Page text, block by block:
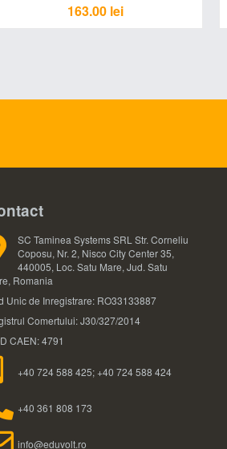
163.00 lei
SC Taminea Systems SRL Str. Corneliu
Coposu, Nr. 2, Nisco City Center 35,
440005, Loc. Satu Mare, Jud. Satu
Romania
Unic de Inregistrare: RO33133887
Comertului: J30/327/2014
CAEN: 4791
+40 724 588 425; +40 724 588 424
+40 361 808 173
info@eduvolt.ro